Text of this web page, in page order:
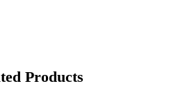
Products